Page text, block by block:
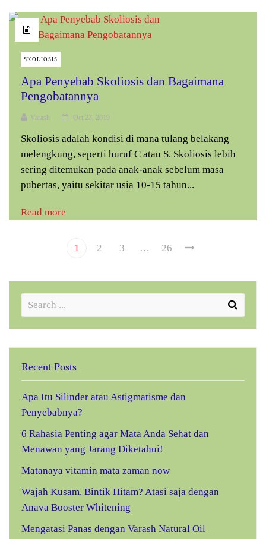
SKOLIOSIS
Apa Penyebab Skoliosis dan Bagaimana
Pengobatannya
Varash Oct 23, 2019
Skoliosis adalah kondisi di mana tulang belakang
melengkung, seperti huruf C atau S. Skoliosis lebih
sering ditemukan pada anak-anak sebelum masa
pubertas, yaitu sekitar usia 10-15 tahun...
Read more
1 2 3 … 26
Recent Posts
Apa Itu Silinder atau Astigmatisme dan
Penyebabnya?
6 Rahasia Penting agar Mata Anda Sehat dan
Menawan yang Jarang Diketahui!
Matanaya vitamin mata zaman now
Wajah Kusam, Bintik Hitam? Atasi saja dengan
Anava Booster Whitening
Mengatasi Panas dengan Varash Natural Oil